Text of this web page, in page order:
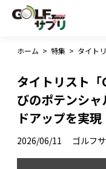
ホーム > 特集 >
タイトリスト「
びのポテンシ
ドアップを実現
2026/06/11 ゴルフ